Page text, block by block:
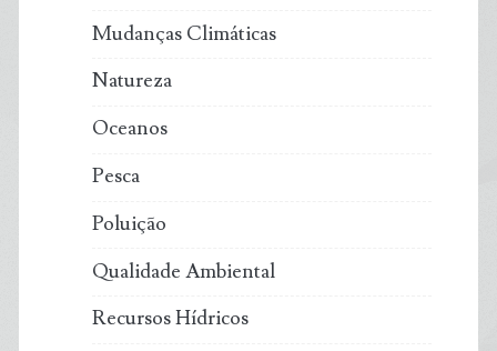
Mudanças Climáticas
Natureza
Oceanos
Pesca
Poluição
Qualidade Ambiental
Recursos Hídricos